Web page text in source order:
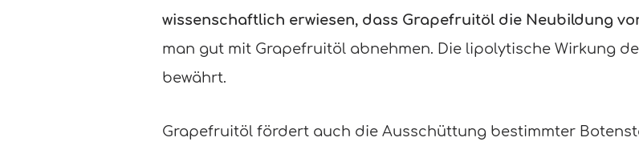
wissenschaftlich erwiesen, dass Grapefruitöl die Neubildung
man gut mit Grapefruitöl abnehmen. Die lipolytische Wirkung
bewährt.
Grapefruitöl fördert auch die Ausschüttung bestimmter